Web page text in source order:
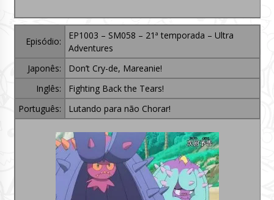
Episódio:
EP1003 – SM058 – 21ª temporada – Ultra
Adventures
Japonês:
Don’t Cry-de, Mareanie!
Inglês:
Fighting Back the Tears!
Português:
Lutando para não Chorar!